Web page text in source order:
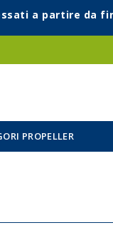
a partire da
PROPELLER